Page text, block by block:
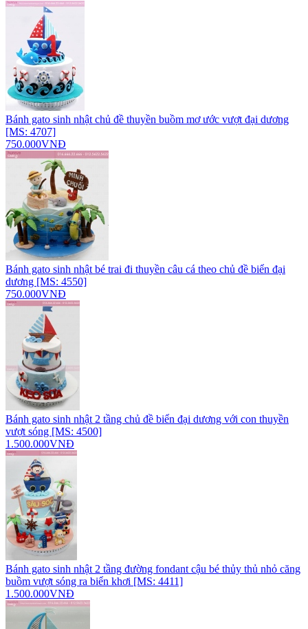
Bánh gato sinh nhật chủ đề thuyền buồm mơ ước vượt đại dương
[MS: 4707]
750.000VNĐ
Bánh gato sinh nhật bé trai đi thuyền câu cá theo chủ đề biển đại
dương [MS: 4550]
750.000VNĐ
Bánh gato sinh nhật 2 tầng chủ đề biển đại dương với con thuyền
vượt sóng [MS: 4500]
1.500.000VNĐ
Bánh gato sinh nhật 2 tầng đường fondant cậu bé thủy thủ nhỏ căng
buồm vượt sóng ra biển khơi [MS: 4411]
1.500.000VNĐ